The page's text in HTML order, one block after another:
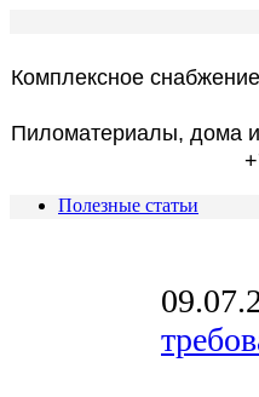
Комплексное
Пиломатериалы, дома
Полезные статьи